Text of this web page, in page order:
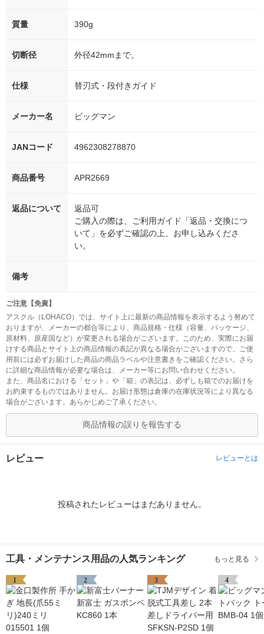
質量 390g
切断径 外径42mmまで。
仕様 替刃式・段付きガイド
メーカー名 ビッグマン
JANコード 4962308278870
商品番号 APR2669
返品について
返品可
ご購入の際は、ご利用ガイド「返品・交換につ
いて」を必ずご確認の上、お申し込みくださ
い。
備考
ご注意【免責】
アスクル（LOHACO）では、サイト上に最新の商品情報を表示するよう努めて
おりますが、メーカーの都合等により、商品規格・仕様（容量、パッケージ、
原材料、原産国など）が変更される場合がございます。このため、実際にお届
けする商品とサイト上の商品情報の表記が異なる場合がございますので、ご使
用前には必ずお届けした商品の商品ラベルや注意書きをご確認ください。さら
に詳細な商品情報が必要な場合は、メーカー等にお問い合わせください。
また、商品名における「セット」や「箱」の表記は、必ずしも箱でのお届けを
お約束するものではありません。お届け形態は倉庫の在庫状況等により異なる
場合がございます。あらかじめご了承ください。
商品情報の誤りを報告する
レビュー レビューとは
投稿されたレビューはまだありません。
工具・メンテナンス用品の人気ランキング もっと見る
1 2 3 4